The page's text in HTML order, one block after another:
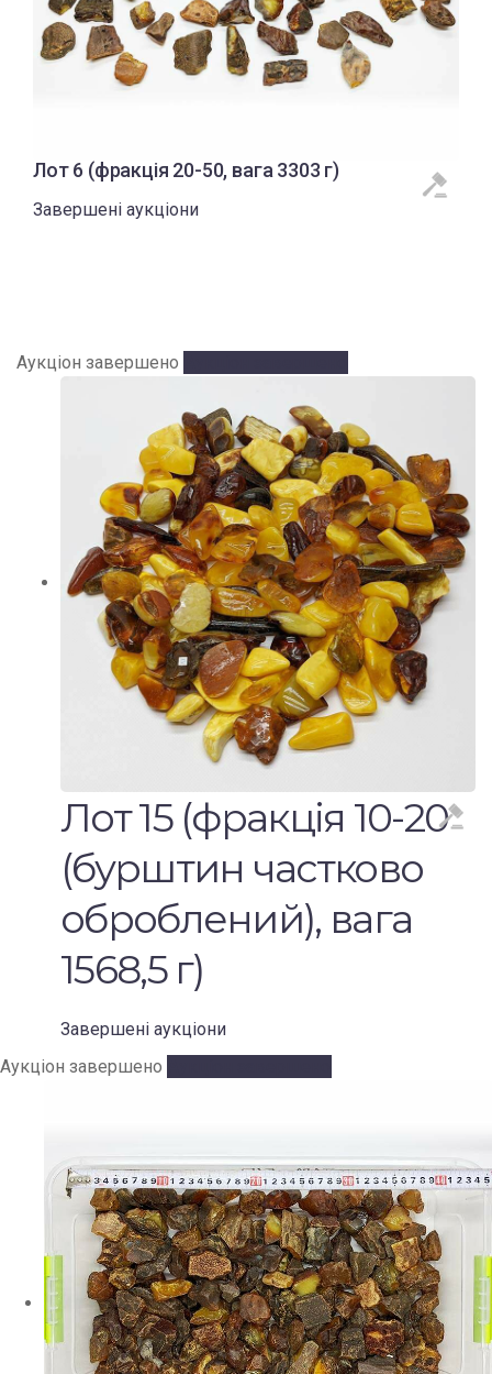
Лот 6 (фракція 20-50, вага 3303 г)
Завершені аукціони
Аукціон завершено
Лот 15 (фракція 10-20
(бурштин частково
оброблений), вага
1568,5 г)
Завершені аукціони
Аукціон завершено